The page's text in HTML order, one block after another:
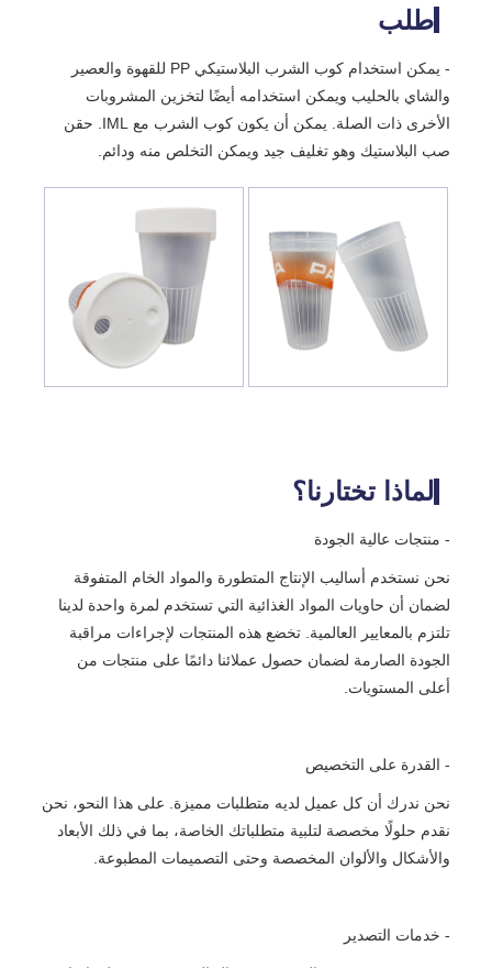
طلب
- يمكن استخدام كوب الشرب البلاستيكي PP للقهوة والعصير
والشاي بالحليب ويمكن استخدامه أيضًا لتخزين المشروبات
الأخرى ذات الصلة. يمكن أن يكون كوب الشرب مع IML. حقن
صب البلاستيك وهو تغليف جيد ويمكن التخلص منه ودائم.
لماذا تختارنا؟
- منتجات عالية الجودة
نحن نستخدم أساليب الإنتاج المتطورة والمواد الخام المتفوقة
لضمان أن حاويات المواد الغذائية التي تستخدم لمرة واحدة لدينا
تلتزم بالمعايير العالمية. تخضع هذه المنتجات لإجراءات مراقبة
الجودة الصارمة لضمان حصول عملائنا دائمًا على منتجات من
أعلى المستويات.
- القدرة على التخصيص
نحن ندرك أن كل عميل لديه متطلبات مميزة. على هذا النحو، نحن
نقدم حلولًا مخصصة لتلبية متطلباتك الخاصة، بما في ذلك الأبعاد
والأشكال والألوان المخصصة وحتى التصميمات المطبوعة.
- خدمات التصدير